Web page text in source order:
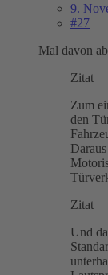
9.
#27
Mal davon
Zitat
Zum
den
Zitat
Und